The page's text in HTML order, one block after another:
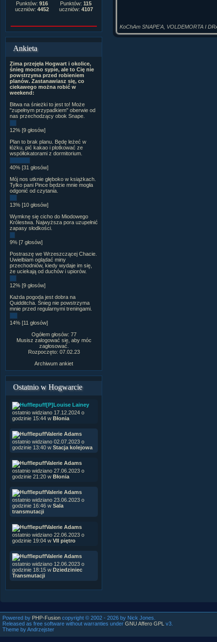
Punktów: 916
uczniów: 4452
Punktów: 115
uczniów: 4107
Ankieta
Zima przejęła Hogwart i okolice,
śnieg mocno sypie, ale to Cię nie
powstrzyma przed robieniem
planów. Zastanawiasz się, co
ciekawego można robić w
weekend:
Bitwa na śnieżki to jest to! Może
"zupełnym przypadkiem" oberwie od
nas przechodzący obok Snape.
12% [9 głosów]
Plan to brak planu. Będę leżeć w
łóżku, pić kakao i plotkować ze
współlokatorami z dormitorium.
40% [31 głosów]
Mój nos utknie głęboko w książkach.
Tylko pani Pince będzie mnie mogła
odgonić od czytania.
13% [10 głosów]
Wymknę się cicho do Miodowego
Królestwa. Najwyższa pora uzupełnić
zapasy słodkości.
9% [7 głosów]
Postraszę we Wrzeszczącej Chacie.
Uwielbiam oglądać miny
przechodniów, kiedy wydaje im się,
że uciekają od duchów i upiorów.
12% [9 głosów]
Każda pogoda jest dobra na
Quidditcha. Śnieg nie powstrzyma
mnie przed regularnymi treningami.
14% [11 głosów]
Ogółem głosów: 77
Musisz zalogować się, aby móc
zagłosować.
Rozpoczęto: 07.02.23
Archiwum ankiet
Ostatnio w Hogwarcie
[P]Louise Lainey
ostatnio widziano 17.12.2024 o
godzinie 15:44 w Błonia
Valerie Adams
ostatnio widziano 02.07.2023 o
godzinie 13:40 w Stacja kolejowa
Valerie Adams
ostatnio widziano 27.06.2023 o
godzinie 21:20 w Błonia
Valerie Adams
ostatnio widziano 23.06.2023 o
godzinie 16:46 w Sala
transmutacji
Valerie Adams
ostatnio widziano 22.06.2023 o
godzinie 19:04 w VII piętro
Valerie Adams
ostatnio widziano 12.06.2023 o
godzinie 18:15 w Dziedziniec
Transmutacji
KoChAm SNAPE'A, VOLDEMORTA I
Powered by PHP-Fusion copyright © 2002 - 2026 by Nick Jones.
Released as free software without warranties under GNU Affero GPL
v3.
Theme by Andrzejster